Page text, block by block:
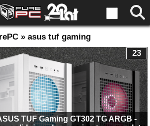
» asus tuf gaming
TUF Gaming GT302 TG ARGB -
23